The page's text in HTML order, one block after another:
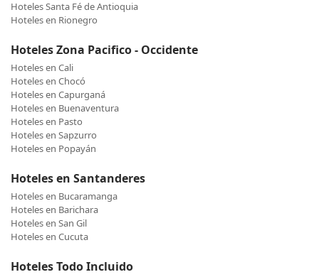
Hoteles Santa Fé de Antioquia
Hoteles en Rionegro
Hoteles Zona Pacifico - Occidente
Hoteles en Cali
Hoteles en Chocó
Hoteles en Capurganá
Hoteles en Buenaventura
Hoteles en Pasto
Hoteles en Sapzurro
Hoteles en Popayán
Hoteles en Santanderes
Hoteles en Bucaramanga
Hoteles en Barichara
Hoteles en San Gil
Hoteles en Cucuta
Hoteles Todo Incluido